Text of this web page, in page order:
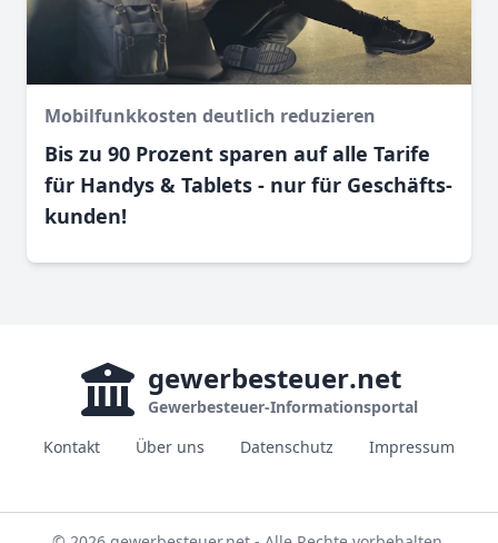
Mobilfunkkosten deutlich reduzieren
Bis zu 90 Prozent sparen auf alle Tarife
für Handys & Tablets - nur für Geschäfts­
kunden!
gewerbesteuer.net
Gewerbesteuer-Informationsportal
Kontakt
Über uns Datenschutz Impressum